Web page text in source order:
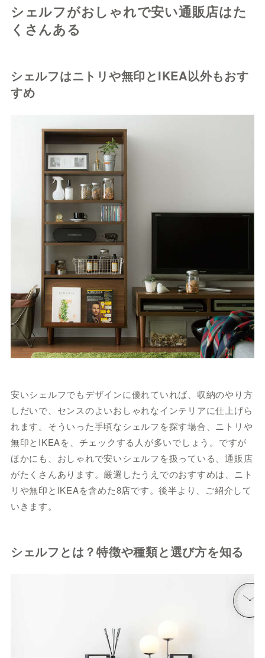
シェルフがおしゃれで安い通販店はた
くさんある
シェルフはニトリや無印とIKEA以外もおす
すめ
安いシェルフでもデザインに優れていれば、収納のやり方
しだいで、センスのよいおしゃれなインテリアに仕上げら
れます。そういった手頃なシェルフを探す場合、ニトリや
無印とIKEAを、チェックする人が多いでしょう。ですが
ほかにも、おしゃれで安いシェルフを扱っている、通販店
がたくさんあります。厳選したうえでのおすすめは、ニト
リや無印とIKEAを含めた8店です。後半より、ご紹介して
いきます。
シェルフとは？特徴や種類と選び方を知る